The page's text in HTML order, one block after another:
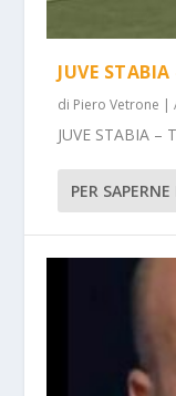
JUVE
di Piero Vetrone |
JUVE STABIA
PER